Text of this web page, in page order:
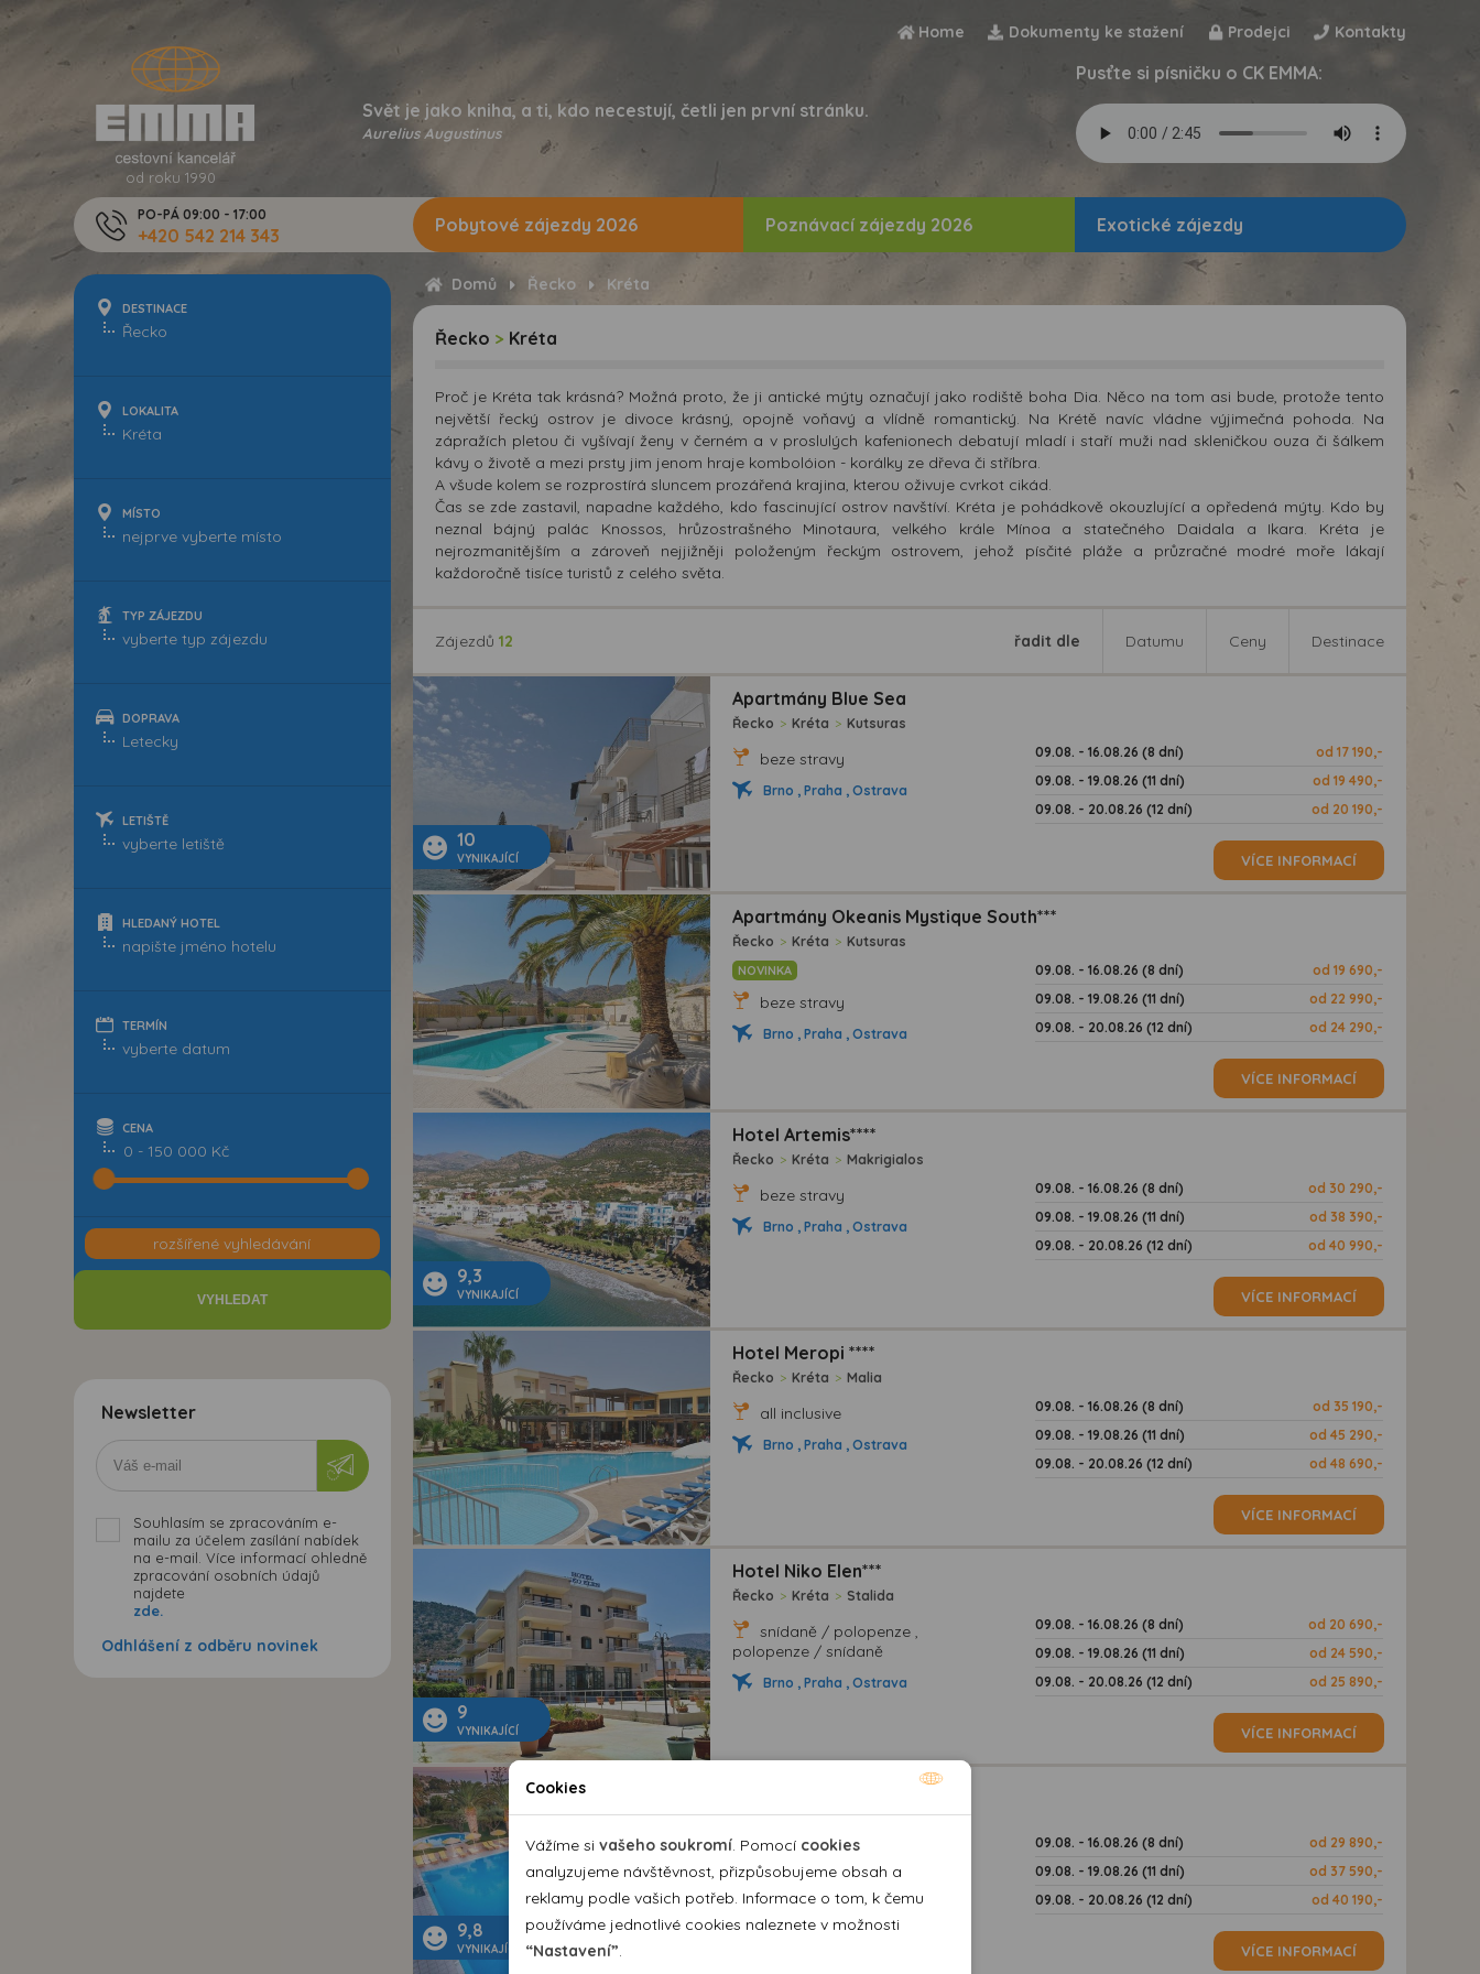
Home Dokumenty ke stažení Prodejci Kontakty
od roku 1990
Svět je jako kniha, a ti, kdo necestují, četli jen první stránku.
Aurelius Augustinus
Pusťte si písničku o CK EMMA:
PO-PÁ 09:00 - 17:00
+420 542 214 343
DESTINACE
LOKALITA
MÍSTO
TYP ZÁJEZDU
DOPRAVA
LETIŠTĚ
HLEDANÝ HOTEL
TERMÍN
CENA
0 - 150 000 Kč
rozšířené vyhledávání
Newsletter
Souhlasím se zpracováním e-
mailu za účelem zasílání nabídek
na e-mail. Více informací ohledně
zpracování osobních údajů
najdete
zde.
Odhlášení z odběru novinek
Pobytové zájezdy 2026 Poznávací zájezdy 2026 Exotické zájezdy
Domů Řecko Kréta
Řecko > Kréta
Proč je Kréta tak krásná? Možná proto, že ji antické mýty označují jako rodiště boha Dia. Něco na tom asi bude, protože tento
největší řecký ostrov je divoce krásný, opojně voňavý a vlídně romantický. Na Krétě navíc vládne výjimečná pohoda. Na
zápražích pletou či vyšívají ženy v černém a v proslulých kafenionech debatují mladí i staří muži nad skleničkou ouza či šálkem
kávy o životě a mezi prsty jim jenom hraje kombolóion - korálky ze dřeva či stříbra.
A všude kolem se rozprostírá sluncem prozářená krajina, kterou oživuje cvrkot cikád.
Čas se zde zastavil, napadne každého, kdo fascinující ostrov navštíví. Kréta je pohádkově okouzlující a opředená mýty. Kdo by
neznal bájný palác Knossos, hrůzostrašného Minotaura, velkého krále Mínoa a statečného Daidala a Ikara. Kréta je
nejrozmanitějším a zároveň nejjižněji položeným řeckým ostrovem, jehož písčité pláže a průzračné modré moře lákají
každoročně tisíce turistů z celého světa.
Zájezdů 12 řadit dle Datumu Ceny Destinace
10
VYNIKAJÍCÍ
Apartmány Blue Sea
Řecko > Kréta > Kutsuras
beze stravy
Brno , Praha , Ostrava
09.08. - 16.08.26 (8 dní)
od 17 190,-
09.08. - 19.08.26 (11 dní)
od 19 490,-
09.08. - 20.08.26 (12 dní)
od 20 190,-
VÍCE INFORMACÍ
Apartmány Okeanis Mystique South***
Řecko > Kréta > Kutsuras
NOVINKA
beze stravy
Brno , Praha , Ostrava
09.08. - 16.08.26 (8 dní)
od 19 690,-
09.08. - 19.08.26 (11 dní)
od 22 990,-
09.08. - 20.08.26 (12 dní)
od 24 290,-
VÍCE INFORMACÍ
9,3
VYNIKAJÍCÍ
Hotel Artemis****
Řecko > Kréta > Makrigialos
beze stravy
Brno , Praha , Ostrava
09.08. - 16.08.26 (8 dní)
od 30 290,-
09.08. - 19.08.26 (11 dní)
od 38 390,-
09.08. - 20.08.26 (12 dní)
od 40 990,-
VÍCE INFORMACÍ
Hotel Meropi ****
Řecko > Kréta > Malia
all inclusive
Brno , Praha , Ostrava
09.08. - 16.08.26 (8 dní)
od 35 190,-
09.08. - 19.08.26 (11 dní)
od 45 290,-
09.08. - 20.08.26 (12 dní)
od 48 690,-
VÍCE INFORMACÍ
9
VYNIKAJÍCÍ
Hotel Niko Elen***
Řecko > Kréta > Stalida
snídaně / polopenze ,
polopenze / snídaně
Brno , Praha , Ostrava
09.08. - 16.08.26 (8 dní)
od 20 690,-
09.08. - 19.08.26 (11 dní)
od 24 590,-
09.08. - 20.08.26 (12 dní)
od 25 890,-
VÍCE INFORMACÍ
9,8
VYNIKAJÍCÍ
Hotel Tylissos Beach****
Řecko > Kréta > lerapetra
polopenze / all inclusive , all
inclusive / polopenze
Brno , Praha , Ostrava
09.08. - 16.08.26 (8 dní)
od 29 890,-
09.08. - 19.08.26 (11 dní)
od 37 590,-
09.08. - 20.08.26 (12 dní)
od 40 190,-
VÍCE INFORMACÍ
Cookies
Vážíme si vašeho soukromí. Pomocí cookies
analyzujeme návštěvnost, přizpůsobujeme obsah a
reklamy podle vašich potřeb. Informace o tom, k čemu
používáme jednotlivé cookies naleznete v možnosti
“Nastavení”.
Nutné cookies pomáhají, aby byla webová stránka
použitelná tak, že umožní základní funkce jako navigace
stránky a přístup k zabezpečeným sekcím webové stránky.
Webová stránka nemůže správně fungovat bez těchto
cookies.